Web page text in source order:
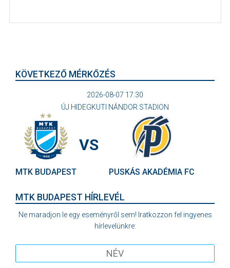
KÖVETKEZŐ MÉRKŐZÉS
2026-08-07 17:30
ÚJ HIDEGKUTI NÁNDOR STADION
MTK BUDAPEST
VS
PUSKÁS AKADÉMIA FC
MTK BUDAPEST HÍRLEVÉL
Ne maradjon le egy eseményről sem! Iratkozzon fel ingyenes
hírlevelünkre: